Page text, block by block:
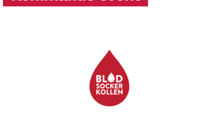
Search Diabetes Wellness Sverige